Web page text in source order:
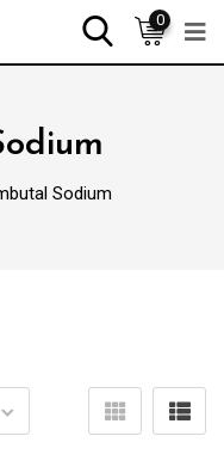
0
Sodium